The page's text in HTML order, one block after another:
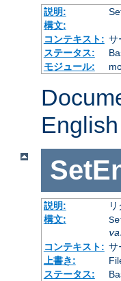
説明:
構文:
コンテキスト: サ
ステータス:
モジュール:
説明:
構文:
コンテキスト: サ
上書き:
ステータス: